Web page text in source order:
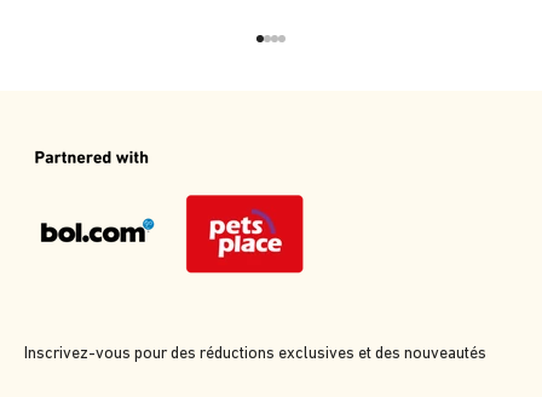
Inscrivez-vous pour des réductions exclusives et des nouveautés